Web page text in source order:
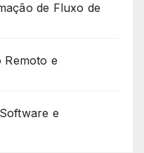
de Fluxo de
e
e